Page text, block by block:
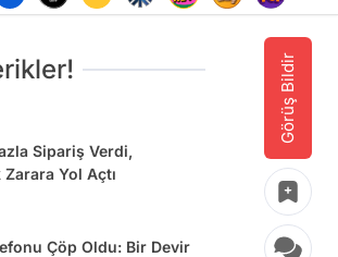
Görüş Bildir
Sipariş Verdi,
Yol Açtı
Çöp Oldu: Bir Devir